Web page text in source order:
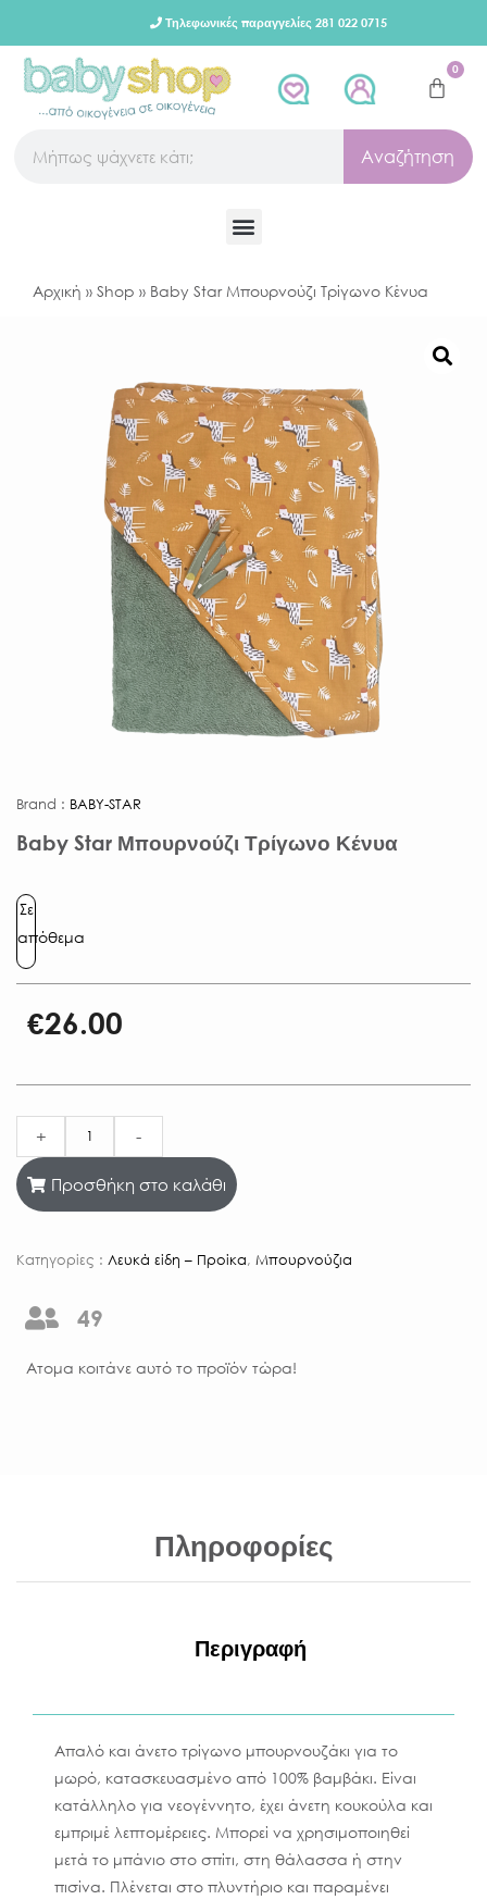
Τηλεφωνικές παραγγελίες 281 022 0715
0
Αναζήτηση
Αρχική » Shop » Baby Star Μπουρνούζι Τρίγωνο Κένυα
Brand : BABY-STAR
Baby Star Μπουρνούζι Τρίγωνο Κένυα
Σε
απόθεμα
€26.00
+ -
Προσθήκη στο καλάθι
Κατηγορίες : Λευκά είδη – Προίκα, Μπουρνούζια
49
Aτομα κοιτάνε αυτό το προϊόν τώρα!
Πληροφορίες
Περιγραφή
Απαλό και άνετο τρίγωνο μπουρνουζάκι για το
μωρό, κατασκευασμένο από 100% βαμβάκι. Είναι
κατάλληλο για νεογέννητο, έχει άνετη κουκούλα και
εμπριμέ λεπτομέρειες. Μπορεί να χρησιμοποιηθεί
μετά το μπάνιο στο σπίτι, στη θάλασσα ή στην
πισίνα. Πλένεται στο πλυντήριο και παραμένει